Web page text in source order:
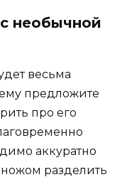
необычной
весьма
предложите
про его
аккуратно
разделить